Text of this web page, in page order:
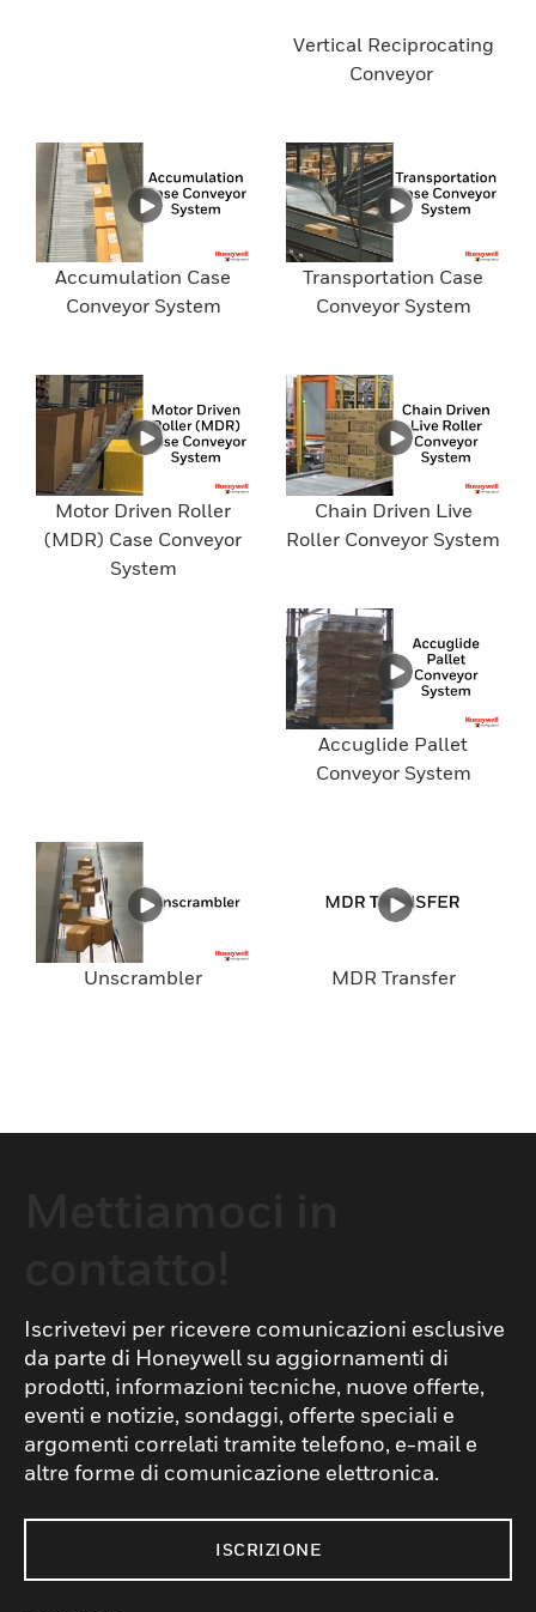
Vertical Reciprocating
Conveyor
Accumulation Case
Conveyor System
Transportation Case
Conveyor System
Motor Driven Roller
(MDR) Case Conveyor
System
Chain Driven Live
Roller Conveyor System
Accuglide Pallet
Conveyor System
Unscrambler MDR Transfer
Iscrivetevi per ricevere comunicazioni esclusive
da parte di Honeywell su aggiornamenti di
prodotti, informazioni tecniche, nuove offerte,
eventi e notizie, sondaggi, offerte speciali e
argomenti correlati tramite telefono, e-mail e
altre forme di comunicazione elettronica.
ISCRIZIONE